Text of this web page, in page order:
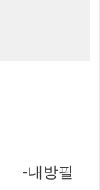
-내방필